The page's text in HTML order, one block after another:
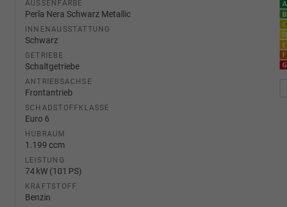
AUSSENFARBE
Perla Nera Schwarz Metallic
INNENAUSSTATTUNG
Schwarz
GETRIEBE
Schaltgetriebe
ANTRIEBSACHSE
Frontantrieb
SCHADSTOFFKLASSE
Euro 6
HUBRAUM
1.199 ccm
LEISTUNG
74 kW (101 PS)
KRAFTSTOFF
Benzin